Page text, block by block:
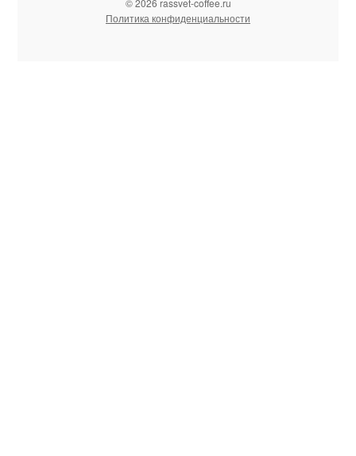
© 2026 rassvet-coffee.ru
Политика конфиденциальности